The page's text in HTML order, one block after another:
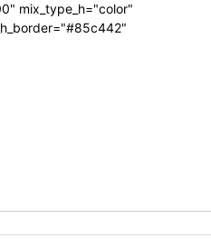
mix_type_h="color"